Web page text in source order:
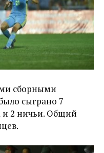
сборными
сыграно 7
и 2 ничьи. Общий